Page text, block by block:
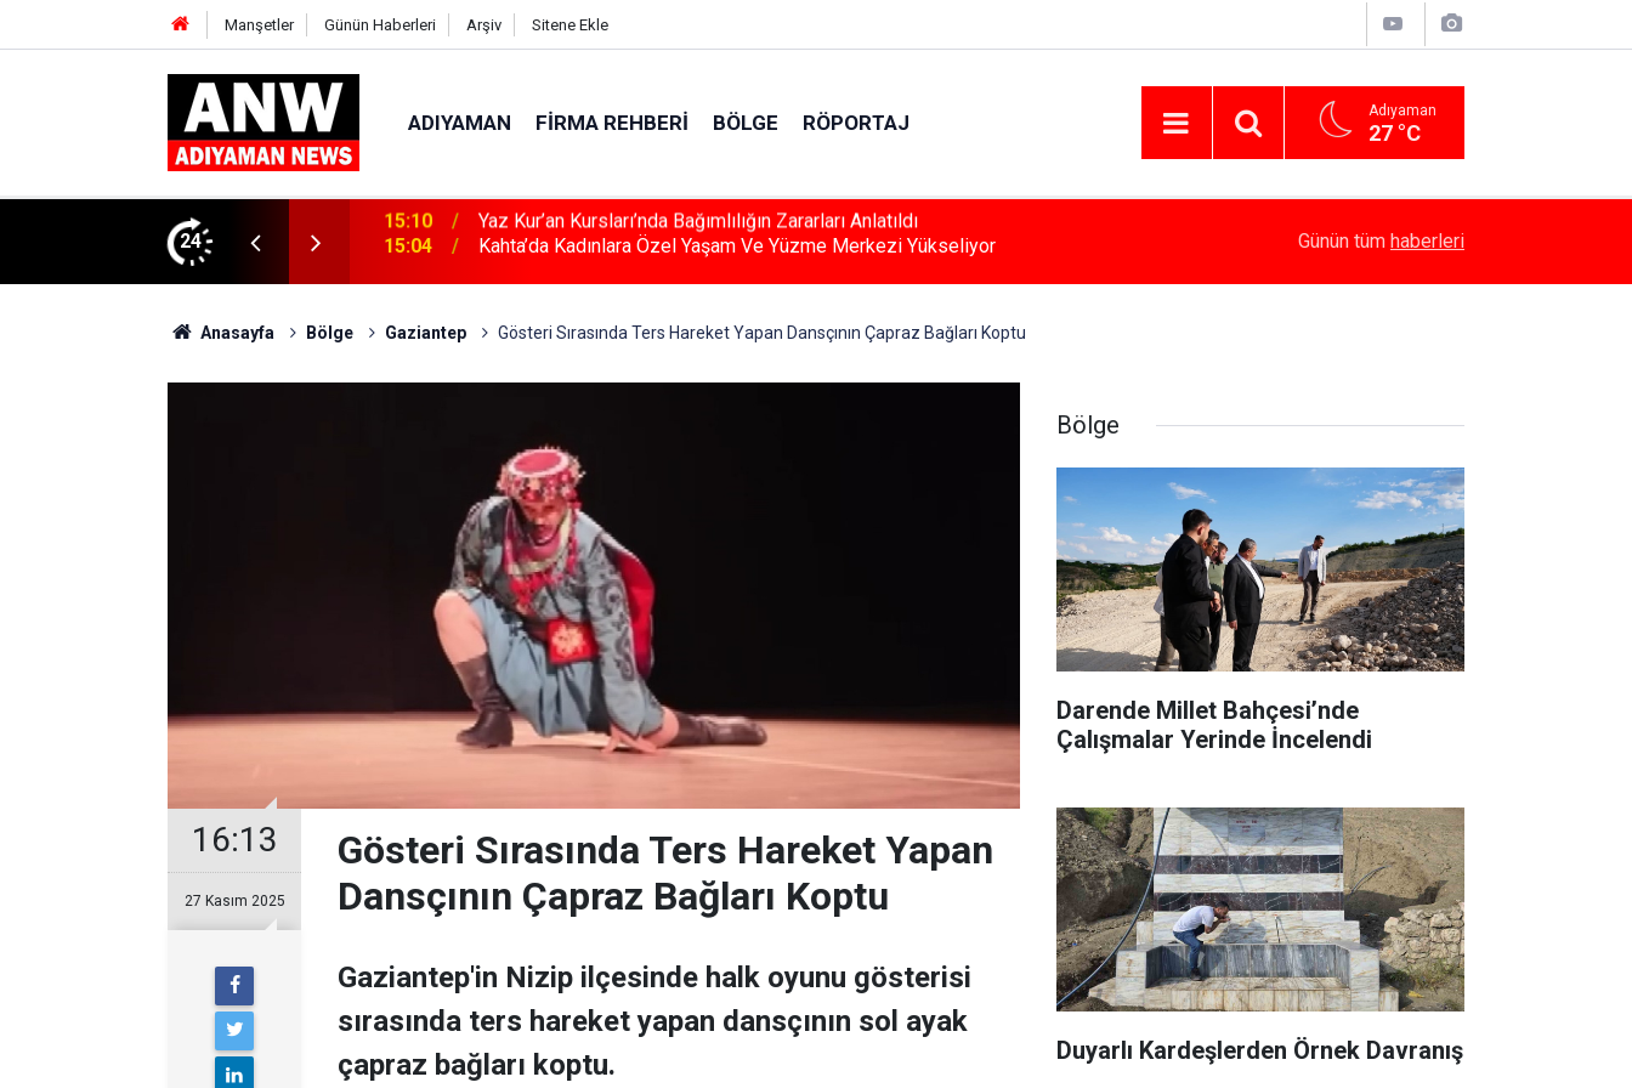
Manşetler Günün Haberleri Arşiv Sitene Ekle
ADIYAMAN FIRMA REHBERI BÖLGE RÖPORTAJ Adıyaman
27 °C
24
Zararları Anlatıldı 15:04 Kahta’da Kadınlara Özel Yaşam Ve Yüzme Merkezi Yükseliyor Besni’de Atv Devrildi: 4 Yaralı
Günün tüm haberleri
Anasayfa Bölge Gaziantep Gösteri Sırasında Ters Hareket Yapan Dansçının Çapraz Bağları Koptu
16:13
27 Kasım 2025
Gösteri Sırasında Ters Hareket Yapan
Dansçının Çapraz Bağları Koptu
Gaziantep'in Nizip ilçesinde halk oyunu gösterisi
sırasında ters hareket yapan dansçının sol ayak
çapraz bağları koptu.
Bölge
Darende Millet Bahçesi’nde
Çalışmalar Yerinde İncelendi
Duyarlı Kardeşlerden Örnek Davranış